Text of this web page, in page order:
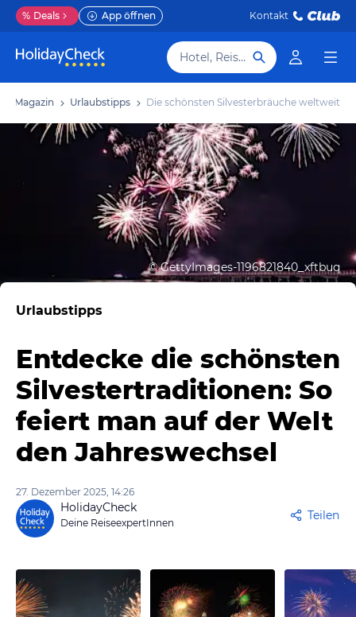
% Deals App öffnen Kontakt
Hotel, Reiseziel
Magazin Urlaubstipps Die schönsten Silvesterbräuche weltweit
©GettyImages-1196821840_xftbuq
Urlaubstipps
Entdecke die schönsten
Silvestertraditionen: So
feiert man auf der Welt
den Jahreswechsel
27. Dezember 2025, 14:26
HolidayCheck
Deine ReiseexpertInnen
Teilen